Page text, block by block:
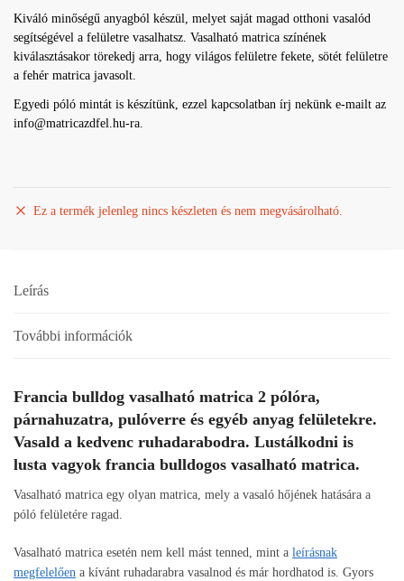
Kiváló minőségű anyagból készül, melyet saját magad otthoni vasalód
segítségével a felületre vasalhatsz. Vasalható matrica színének
kiválasztásakor törekedj arra, hogy világos felületre fekete, sötét felületre
a fehér matrica javasolt.
Egyedi póló mintát is készítünk, ezzel kapcsolatban írj nekünk e-mailt az
info@matricazdfel.hu-ra.
Ez a termék jelenleg nincs készleten és nem megvásárolható.
Leírás
További információk
Francia bulldog vasalható matrica 2 pólóra,
párnahuzatra, pulóverre és egyéb anyag felületekre.
Vasald a kedvenc ruhadarabodra. Lustálkodni is
lusta vagyok francia bulldogos vasalható matrica.
Vasalható matrica egy olyan matrica, mely a vasaló hőjének hatására a
póló felületére ragad.
Vasalható matrica esetén nem kell mást tenned, mint a leírásnak
megfelelően a kívánt ruhadarabra vasalnod és már hordhatod is. Gyors